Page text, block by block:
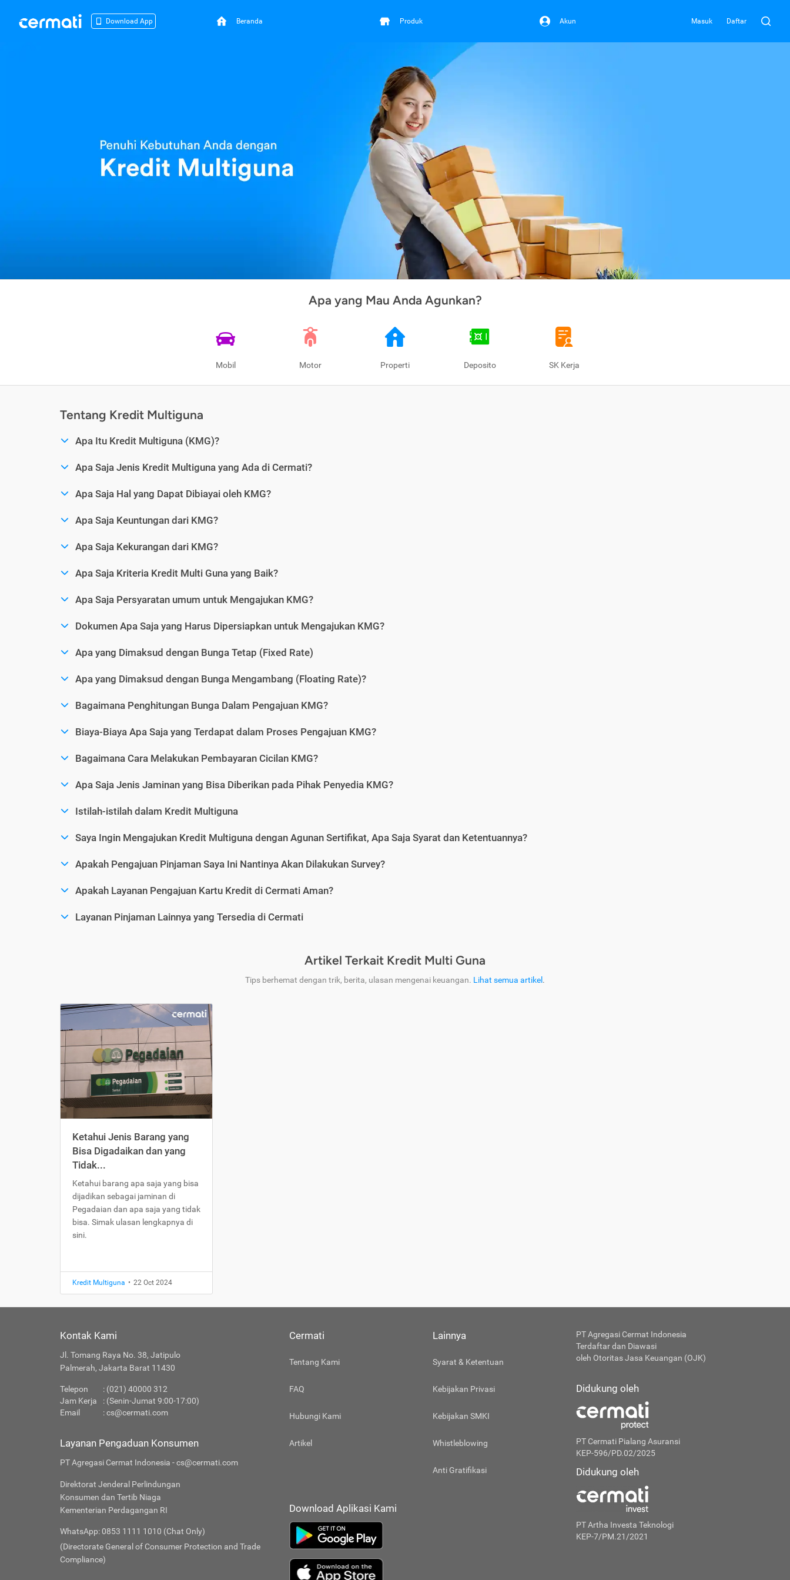
Download App Beranda Produk Akun Masuk Daftar
Apa yang Mau Anda Agunkan?
Mobil Motor Properti Deposito SK Kerja
Tentang Kredit Multiguna
Apa Itu Kredit Multiguna (KMG)?
Apa Saja Jenis Kredit Multiguna yang Ada di Cermati?
Apa Saja Hal yang Dapat Dibiayai oleh KMG?
Apa Saja Keuntungan dari KMG?
Apa Saja Kekurangan dari KMG?
Apa Saja Kriteria Kredit Multi Guna yang Baik?
Apa Saja Persyaratan umum untuk Mengajukan KMG?
Dokumen Apa Saja yang Harus Dipersiapkan untuk Mengajukan KMG?
Apa yang Dimaksud dengan Bunga Tetap (Fixed Rate)
Apa yang Dimaksud dengan Bunga Mengambang (Floating Rate)?
Bagaimana Penghitungan Bunga Dalam Pengajuan KMG?
Biaya-Biaya Apa Saja yang Terdapat dalam Proses Pengajuan KMG?
Bagaimana Cara Melakukan Pembayaran Cicilan KMG?
Apa Saja Jenis Jaminan yang Bisa Diberikan pada Pihak Penyedia KMG?
Istilah-istilah dalam Kredit Multiguna
Saya Ingin Mengajukan Kredit Multiguna dengan Agunan Sertifikat, Apa Saja Syarat dan Ketentuannya?
Apakah Pengajuan Pinjaman Saya Ini Nantinya Akan Dilakukan Survey?
Apakah Layanan Pengajuan Kartu Kredit di Cermati Aman?
Layanan Pinjaman Lainnya yang Tersedia di Cermati
Artikel Terkait Kredit Multi Guna
Tips berhemat dengan trik, berita, ulasan mengenai keuangan. Lihat semua artikel .
Ketahui Jenis Barang yang
Bisa Digadaikan dan yang
Tidak...
Ketahui barang apa saja yang bisa
dijadikan sebagai jaminan di
Pegadaian dan apa saja yang tidak
bisa. Simak ulasan lengkapnya di
sini.
Kredit Multiguna • 22 Oct 2024
Kontak Kami
Jl. Tomang Raya No. 38, Jatipulo
Palmerah, Jakarta Barat 11430
Telepon
: (021) 40000 312
Jam Kerja
: (Senin-Jumat 9:00-17:00)
Email
:cs@cermati.com
Layanan Pengaduan Konsumen
PT Agregasi Cermat Indonesia - cs@cermati.com
Direktorat Jenderal Perlindungan
Konsumen dan Tertib Niaga
Kementerian Perdagangan RI
WhatsApp: 0853 1111 1010 (Chat Only)
(Directorate General of Consumer Protection and Trade
Compliance)
Cermati
Tentang Kami
FAQ
Hubungi Kami
Artikel
Lainnya
Syarat & Ketentuan
Kebijakan Privasi
Kebijakan SMKI
Whistleblowing
Anti Gratifikasi
Download Aplikasi Kami
PT Agregasi Cermat Indonesia
Terdaftar dan Diawasi
oleh Otoritas Jasa Keuangan (OJK)
Didukung oleh
PT Cermati Pialang Asuransi
KEP-596/PD.02/2025
Didukung oleh
PT Artha Investa Teknologi
KEP-7/PM.21/2021